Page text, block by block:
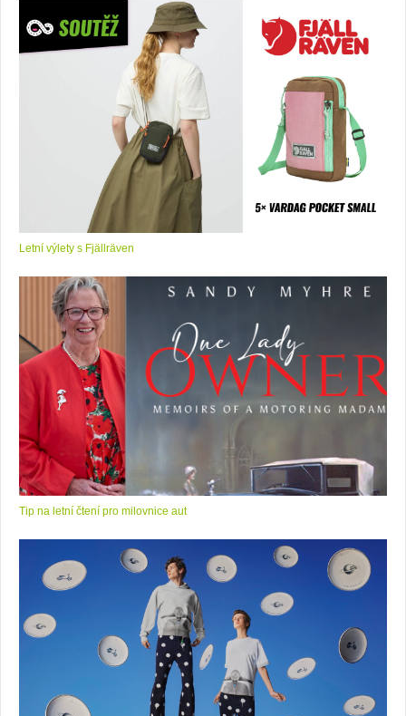
Letní výlety s Fjällräven
Tip na letní čtení pro milovnice aut